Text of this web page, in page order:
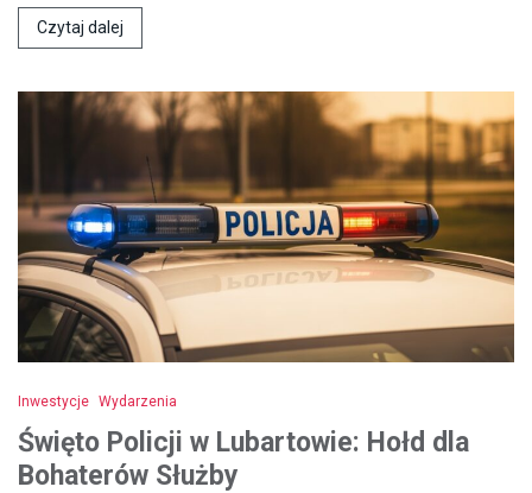
Czytaj dalej
Inwestycje Wydarzenia
Święto Policji w Lubartowie: Hołd dla
Bohaterów Służby